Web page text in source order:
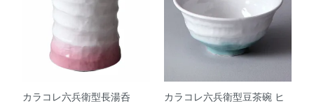
カラコレ六兵衛型長湯呑
カラコレ六兵衛型豆茶碗 ヒ